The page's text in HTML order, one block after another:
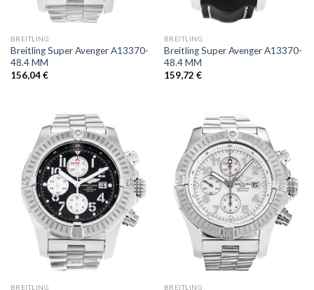
BREITLING
Breitling Super Avenger A13370-
48.4 MM
156,04€
BREITLING
Breitling Super Avenger A13370-
48.4 MM
159,72 €
BREITLING BREITLING